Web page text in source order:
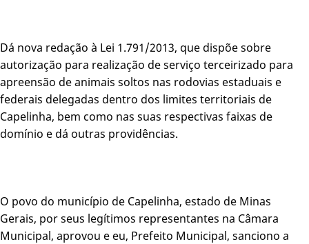
Dá nova redação à Lei 1.791/2013, que dispõe sobre
autorização para realização de serviço terceirizado para
apreensão de animais soltos nas rodovias estaduais e
federais delegadas dentro dos limites territoriais de
Capelinha, bem como nas suas respectivas faixas de
domínio e dá outras providências.
O povo do município de Capelinha, estado de Minas
Gerais, por seus legítimos representantes na Câmara
Municipal, aprovou e eu, Prefeito Municipal, sanciono a